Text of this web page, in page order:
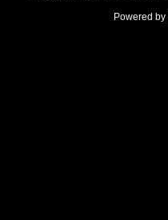
Powered by